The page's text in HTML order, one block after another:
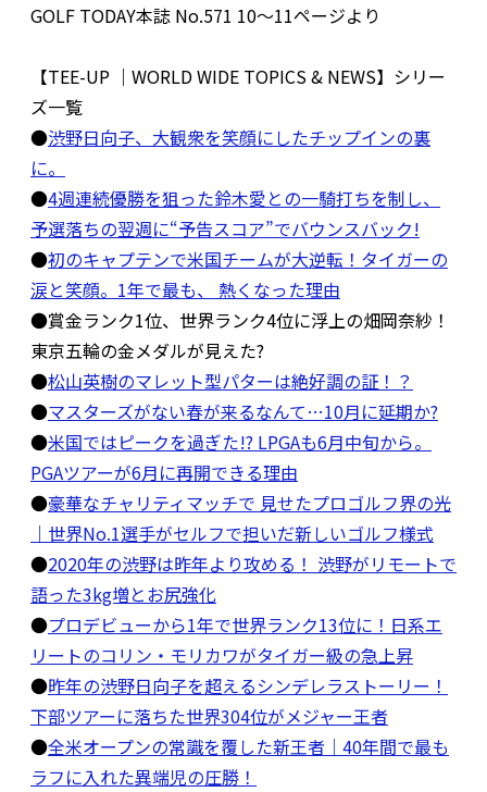
GOLF TODAY本誌 No.571 10〜11ページより
【TEE-UP ｜WORLD WIDE TOPICS & NEWS】シリー
ズ一覧
●渋野日向子、大観衆を笑顔にしたチップインの裏
に。
●4週連続優勝を狙った鈴木愛との一騎打ちを制し、
予選落ちの翌週に“予告スコア”でバウンスバック!
●初のキャプテンで米国チームが大逆転！タイガーの
涙と笑顔。1年で最も、 熱くなった理由
●賞金ランク1位、世界ランク4位に浮上の畑岡奈紗！
東京五輪の金メダルが見えた?
●松山英樹のマレット型パターは絶好調の証！？
●マスターズがない春が来るなんて…10月に延期か?
●米国ではピークを過ぎた!? LPGAも6月中旬から。
PGAツアーが6月に再開できる理由
●豪華なチャリティマッチで 見せたプロゴルフ界の光
｜世界No.1選手がセルフで担いだ新しいゴルフ様式
●2020年の渋野は昨年より攻める！ 渋野がリモートで
語った3kg増とお尻強化
●プロデビューから1年で世界ランク13位に！日系エ
リートのコリン・モリカワがタイガー級の急上昇
●昨年の渋野日向子を超えるシンデレラストーリー！
下部ツアーに落ちた世界304位がメジャー王者
●全米オープンの常識を覆した新王者｜40年間で最も
ラフに入れた異端児の圧勝！